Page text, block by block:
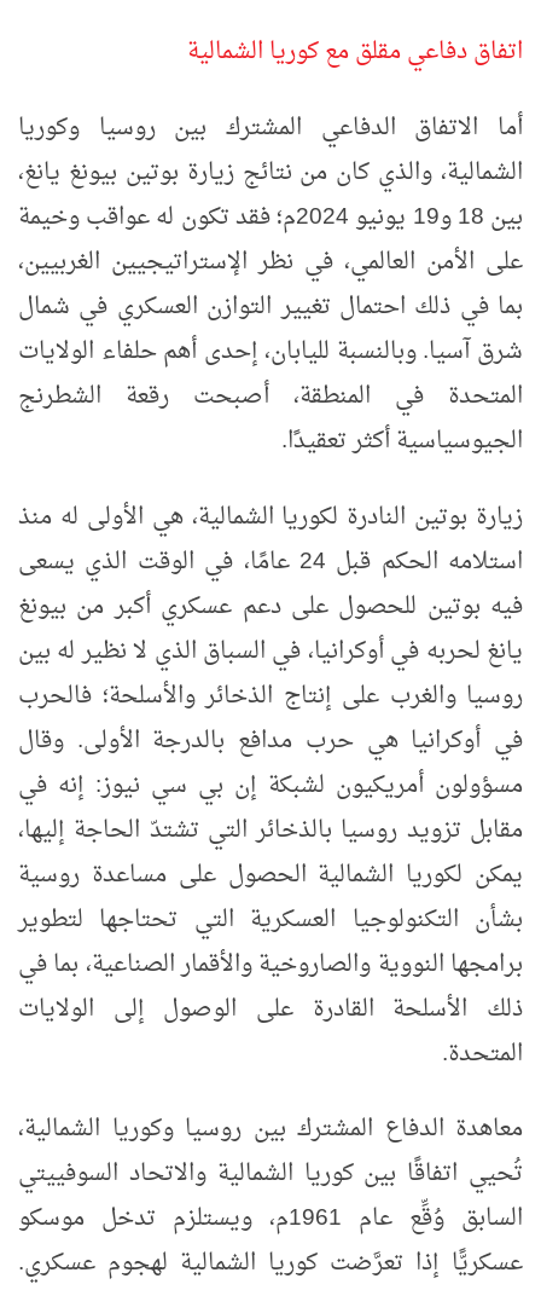
اتفاق دفاعي مقلق مع كوريا الشمالية
أما الاتفاق الدفاعي المشترك بين روسيا وكوريا
الشمالية، والذي كان من نتائج زيارة بوتين بيونغ يانغ،
بين 18 و19 يونيو 2024م؛ فقد تكون له عواقب وخيمة
على الأمن العالمي، في نظر الإستراتيجيين الغربيين،
بما في ذلك احتمال تغيير التوازن العسكري في شمال
شرق آسيا. وبالنسبة لليابان، إحدى أهم حلفاء الولايات
المتحدة في المنطقة، أصبحت رقعة الشطرنج
الجيوسياسية أكثر تعقيدًا.
زيارة بوتين النادرة لكوريا الشمالية، هي الأولى له منذ
استلامه الحكم قبل 24 عامًا، في الوقت الذي يسعى
فيه بوتين للحصول على دعم عسكري أكبر من بيونغ
يانغ لحربه في أوكرانيا، في السباق الذي لا نظير له بين
روسيا والغرب على إنتاج الذخائر والأسلحة؛ فالحرب
في أوكرانيا هي حرب مدافع بالدرجة الأولى. وقال
مسؤولون أمريكيون لشبكة إن بي سي نيوز: إنه في
مقابل تزويد روسيا بالذخائر التي تشتدّ الحاجة إليها،
يمكن لكوريا الشمالية الحصول على مساعدة روسية
بشأن التكنولوجيا العسكرية التي تحتاجها لتطوير
برامجها النووية والصاروخية والأقمار الصناعية، بما في
ذلك الأسلحة القادرة على الوصول إلى الولايات
المتحدة.
معاهدة الدفاع المشترك بين روسيا وكوريا الشمالية،
تُحيي اتفاقًا بين كوريا الشمالية والاتحاد السوفييتي
السابق وُقِّع عام 1961م، ويستلزم تدخل موسكو
عسكريًّا إذا تعرَّضت كوريا الشمالية لهجوم عسكري.